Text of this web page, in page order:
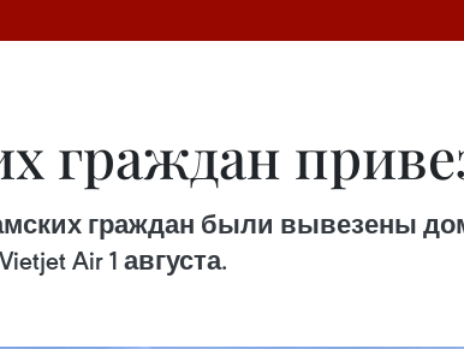
граждан
граждан были вывезены
Air 1 августа.